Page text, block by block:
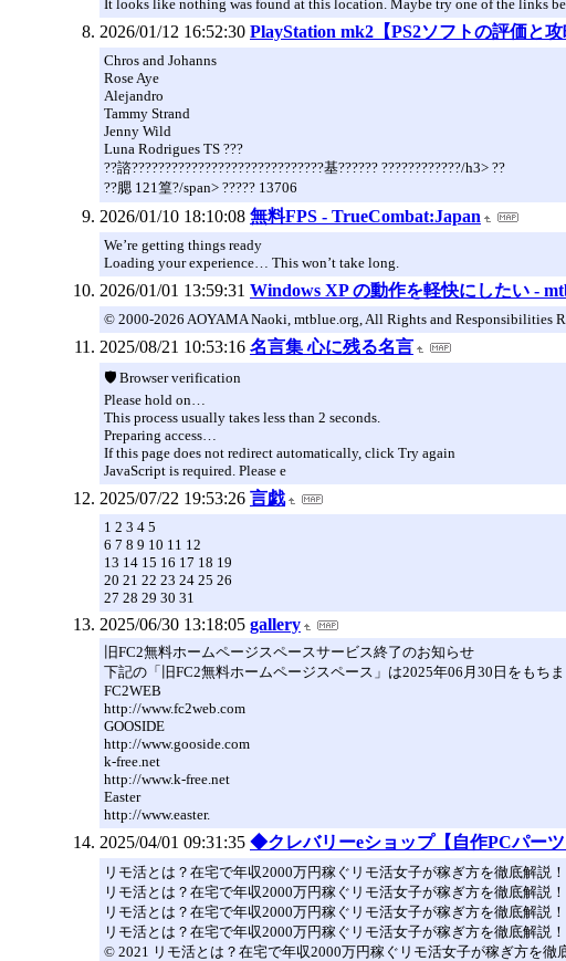
It looks like nothing was found at this location. Maybe try one of the links
2026/01/12 16:52:30 PlayStation mk2【PS2ソフトの評価と
Chros and Johanns
Rose Aye
Alejandro
Tammy Strand
Jenny Wild
Luna Rodrigues TS ???
??諮?????????????????????????????基?????? ????????????/h3> ??
??腮 121篁?/span> ????? 13706
2026/01/10 18:10:08 無料FPS - TrueCombat:Japan
We’re getting things ready
Loading your experience… This won’t take long.
2026/01/01 13:59:31 Windows XP の動作を軽快にしたい -
© 2000-2026 AOYAMA Naoki, mtblue.org, All Rights and Responsibilities
2025/08/21 10:53:16 名言集 心に残る名言
🛡️ Browser verification
Please hold on…
This process usually takes less than 2 seconds.
Preparing access…
If this page does not redirect automatically, click Try again
JavaScript is required. Please e
2025/07/22 19:53:26 言戯
1 2 3 4 5
6 7 8 9 10 11 12
13 14 15 16 17 18 19
20 21 22 23 24 25 26
27 28 29 30 31
2025/06/30 13:18:05 gallery
旧FC2無料ホームページスペースサービス終了のお知らせ
下記の「旧FC2無料ホームページスペース」は2025年06月30日をもち
FC2WEB
http://www.fc2web.com
GOOSIDE
http://www.gooside.com
k-free.net
http://www.k-free.net
Easter
http://www.easter.
2025/04/01 09:31:35 ◆クレバリーeショップ【自作PCパーツ
リモ活とは？在宅で年収2000万円稼ぐリモ活⼥⼦が稼ぎ方を徹底解説！
リモ活とは？在宅で年収2000万円稼ぐリモ活⼥⼦が稼ぎ方を徹底解説！
リモ活とは？在宅で年収2000万円稼ぐリモ活⼥⼦が稼ぎ方を徹底解説！
リモ活とは？在宅で年収2000万円稼ぐリモ活⼥⼦が稼ぎ方を徹底解説！
© 2021 リモ活とは？在宅で年収2000万円稼ぐリモ活⼥⼦が稼ぎ方を徹